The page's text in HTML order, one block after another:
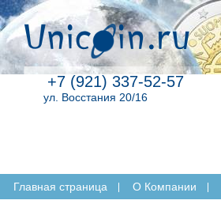
+7 (921) 337-52-57
ул. Восстания 20/16
Главная страница O Компании